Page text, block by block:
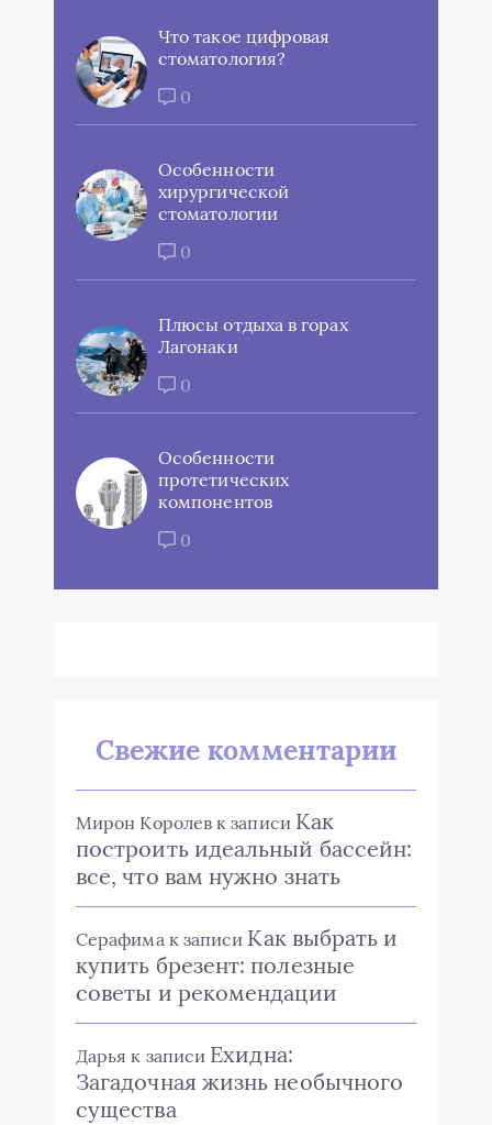
Что такое цифровая
стоматология?
0
Особенности
хирургической
стоматологии
0
Плюсы отдыха в горах
Лагонаки
0
Особенности
протетических
компонентов
0
Свежие комментарии
Мирон Королев к записи Как
построить идеальный бассейн:
все, что вам нужно знать
Серафимак записи Как выбрать и
купить брезент: полезные
советы и рекомендации
Дарья к записи Ехидна:
Загадочная жизнь необычного
существа